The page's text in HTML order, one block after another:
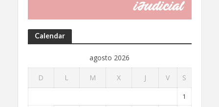
Calendar
agosto 2026
D L M X J V S
1